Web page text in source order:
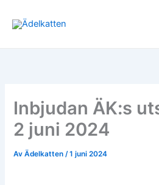
Inbjudan ÄK:s
2 juni 2024
AvÄdelkatten/1 juni 2024